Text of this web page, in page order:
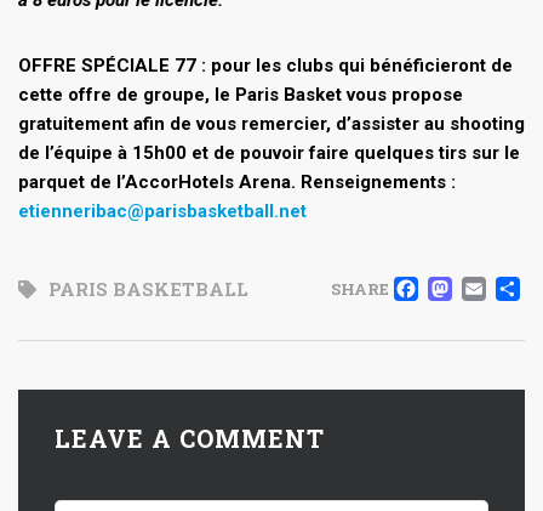
OFFRE SPÉCIALE 77 : pour les clubs qui bénéficieront de
cette offre de groupe, le Paris Basket vous propose
gratuitement afin de vous remercier, d’assister au shooting
de l’équipe à 15h00 et de pouvoir faire quelques tirs sur le
parquet de l’AccorHotels Arena. Renseignements :
etienneribac@parisbasketball.net
PARIS BASKETBALL SHARE
LEAVE A COMMENT